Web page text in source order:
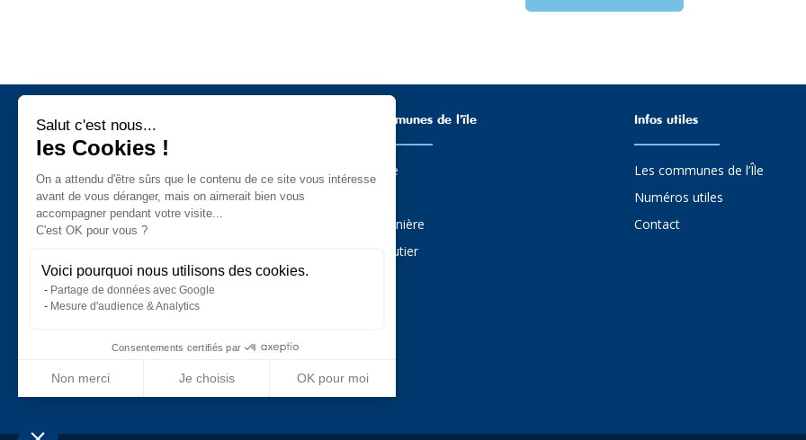
Métiers sur l’ïle de Noirmoutier
Administration - Services Public
Agriculture - Animaux - Jardin
Alimentaire
Art - Artisanat - Antiquités
Auto - Moto - Camping-Car - Cycles
Bateau - Plaisance
Bâtiment - Construction - Immobilier
Commerce
Esthétique - Beauté
Santé - Bien-être
Vacances - Hébergement
Les Communes de l’ïle
Barbâtre
La Guérinière
Noirmoutier
Infos utiles
Les communes de l’Île
Numéros utiles
Contact
les Cookies !
de ce site vous intéresse avant de
vous déranger, mais on aimerait bien vous accompagner pendant
votre visite...
C'est OK pour vous ?
Voici pourquoi nous utilisons des cookies.
Partage de données avec Google
Mesure d'audience & Analytics
Consentements certifiés par
Non merci Je choisis
OK pour moi